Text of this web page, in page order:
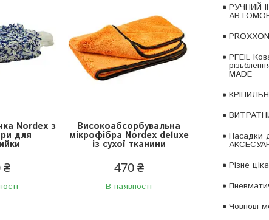
РУЧНИЙ
PFEIL
MADE
Насадки
Різне
Човнові
Nordex з
для
₴
Високоабсорбувальна
мікрофібра Nordex deluxe
із сухої тканини
470 ₴
В наявності